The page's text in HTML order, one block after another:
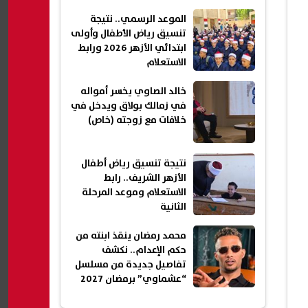
الموعد الرسمي.. نتيجة
تنسيق رياض الأطفال وأولى
ابتدائي الأزهر 2026 ورابط
الاستعلام
خالد الصاوي يخسر أمواله
في زمالك بولاق ويدخل في
خلافات مع زوجته (خاص)
نتيجة تنسيق رياض أطفال
الأزهر الشريف.. رابط
الاستعلام وموعد المرحلة
الثانية
محمد رمضان ينقذ ابنته من
حكم الإعدام.. نكشف
تفاصيل جديدة من مسلسل
“عشماوي” برمضان 2027